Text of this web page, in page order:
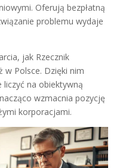
Oferują bezpłatną
problemu wydaje
jak Rzecznik
w Polsce. Dzięki nim
na obiektywną
wzmacnia pozycję
korporacjami.